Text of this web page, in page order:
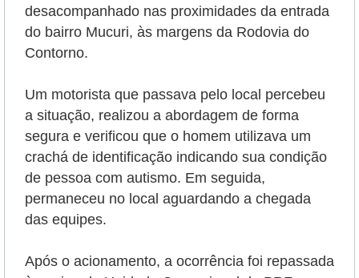
desacompanhado nas proximidades da entrada
do bairro Mucuri, às margens da Rodovia do
Contorno.
Um motorista que passava pelo local percebeu
a situação, realizou a abordagem de forma
segura e verificou que o homem utilizava um
crachá de identificação indicando sua condição
de pessoa com autismo. Em seguida,
permaneceu no local aguardando a chegada
das equipes.
Após o acionamento, a ocorrência foi repassada